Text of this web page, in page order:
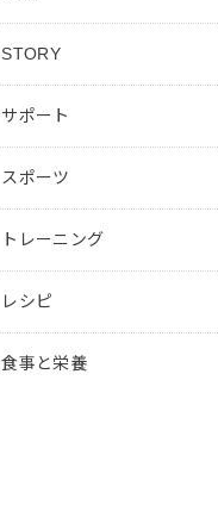
STORY
サポート
スポーツ
トレーニング
レシピ
食事と栄養